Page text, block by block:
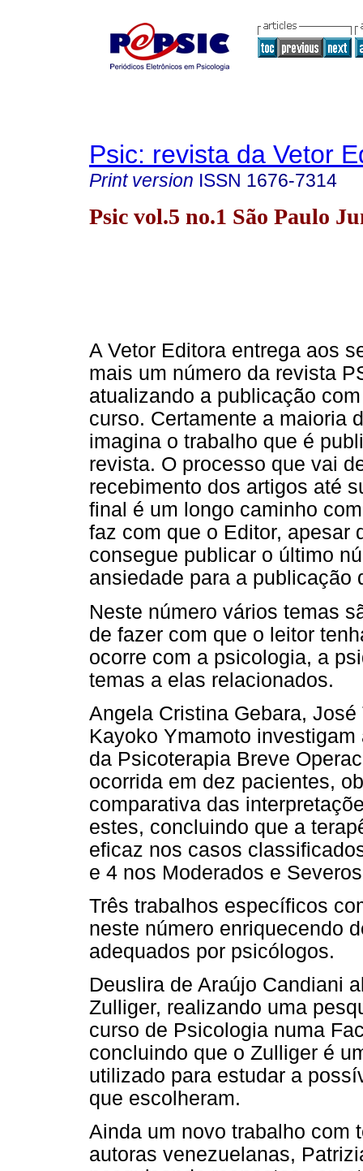
Psic: revista da Vetor
Print version ISSN 1676-7314
Psic vol.5 no.1 São Paulo
A Vetor Editora entrega aos
mais um número da revista
atualizando a publicação
curso. Certamente a maioria
imagina o trabalho que é
revista. O processo que vai
recebimento dos artigos até
final é um longo caminho
faz com que o Editor, apesar
consegue publicar o último
ansiedade para a publicação
Neste número vários temas
de fazer com que o leitor
ocorre com a psicologia, a
temas a elas relacionados.
Angela Cristina Gebara,
Kayoko Ymamoto
da Psicoterapia Breve
ocorrida em dez pacientes,
comparativa das
estes, concluindo que a
eficaz nos casos
e 4 nos Moderados e
Três trabalhos específicos
neste número enriquecendo
adequados por psicólogos.
Deuslira de Araújo Candiani
Zulliger, realizando uma
curso de Psicologia numa
concluindo que o Zulliger é
utilizado para estudar a
que escolheram.
Ainda um novo trabalho com
autoras venezuelanas,